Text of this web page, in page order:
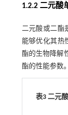
1.2.2 二元酸
二元酸或二酯
能够优化其热
酯的生物降解
酯的性能参数。
表3 二元